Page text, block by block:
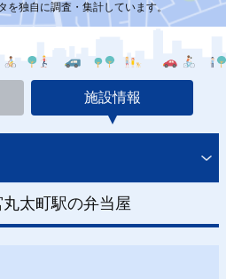
を独自に調査・集計しています。
施設情報
太町駅の弁当屋